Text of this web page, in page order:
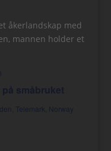
på småbruket
Telemark, Norway